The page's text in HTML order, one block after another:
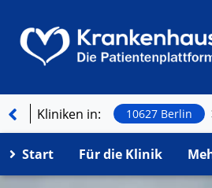
Kliniken in: 10627 Berlin
Start Für die Klinik